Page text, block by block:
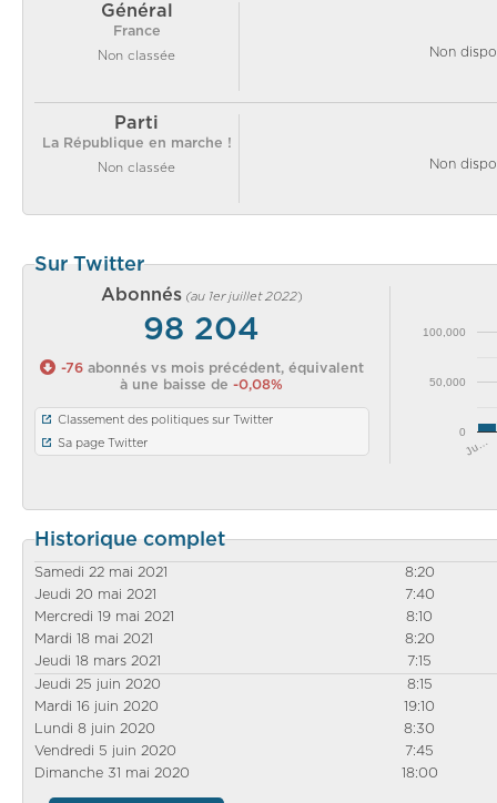
Général
France
Non classée Non
Parti
La République en marche !
Non classée Non
Sur Twitter
Abonnés (au 1er juillet 2022)
98 204
-76 abonnés vs mois précédent, équivalent
à une baisse de-0,08%
Classement des politiques sur Twitter
Sa page Twitter
Ju…
0
50,000
100,000
Historique complet
Samedi 22 mai 2021 8:20
Jeudi 20 mai 2021
7:40
Mercredi 19 mai 2021
8:10
Mardi 18 mai 2021
8:20
Jeudi 18 mars 2021
7:15
Jeudi 25 juin 2020
8:15
Mardi 16 juin 2020
19:10
Lundi 8 juin 2020
8:30
Vendredi 5 juin 2020
7:45
Dimanche 31 mai 2020
18:00